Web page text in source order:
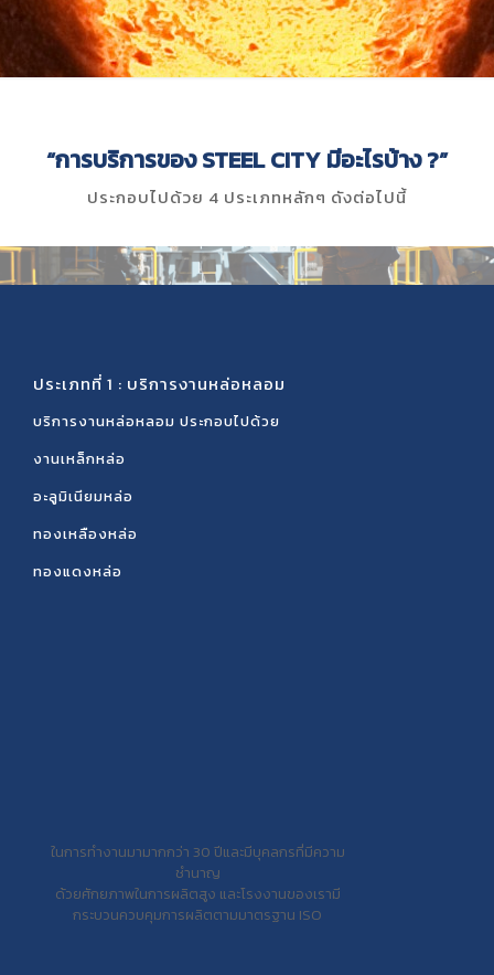
“การบริการของ STEEL CITY มีอะไรบ้าง ?”
ประกอบไปด้วย 4 ประเภทหลักๆ ดังต่อไปนี้
ประเภทที่ 1 : บริการงานหล่อหลอม
บริการงานหล่อหลอม ประกอบไปด้วย
งานเหล็กหล่อ
อะลูมิเนียมหล่อ
ทองเหลืองหล่อ
ทองแดงหล่อ
ในการทำงานมามากกว่า 30 ปีและมีบุคลกรที่มีความ
ชำนาญ
ด้วยศักยภาพในการผลิตสูง และโรงงานของเรามี
กระบวนควบคุมการผลิตตามมาตรฐาน ISO